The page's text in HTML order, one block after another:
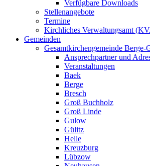
Verfügbare Downloads
Stellenangebote
Termine
Kirchliches Verwaltungsamt
Gemeinden
Gesamtkirchengemeinde Berge-
Ansprechpartner und
Veranstaltungen
Baek
Berge
Bresch
Groß Buchholz
Groß Linde
Gulow
Gülitz
Helle
Kreuzburg
Lübzow